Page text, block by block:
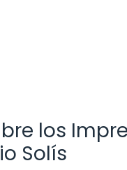
los
Solís